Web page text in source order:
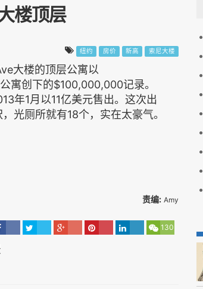
楼顶层
纽约 房价 新高 索尼大楼
大楼的顶层公寓以
寓创下的$100,000,000记录。
年1月以11亿美元售出。这次出
光厕所就有18个，实在太豪气。
责编: Amy
130